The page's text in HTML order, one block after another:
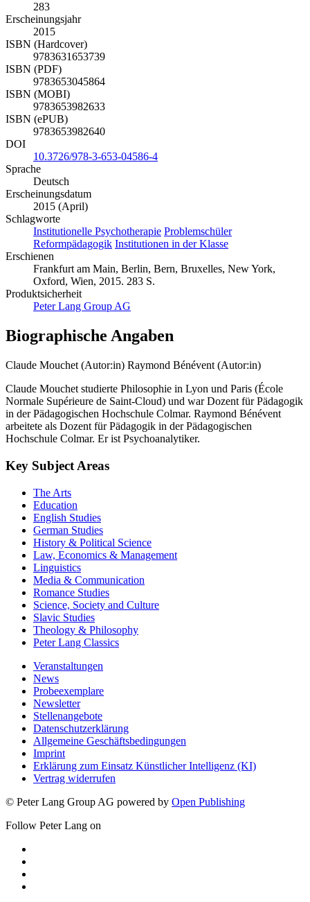
283
Erscheinungsjahr
2015
ISBN (Hardcover)
9783631653739
ISBN (PDF)
9783653045864
ISBN (MOBI)
9783653982633
ISBN (ePUB)
9783653982640
DOI
10.3726/978-3-653-04586-4
Sprache
Deutsch
Erscheinungsdatum
2015 (April)
Schlagworte
Institutionelle Psychotherapie Problemschüler
Reformpädagogik Institutionen in der Klasse
Erschienen
Frankfurt am Main, Berlin, Bern, Bruxelles, New York,
Oxford, Wien, 2015. 283 S.
Produktsicherheit
Peter Lang Group AG
Biographische Angaben
Claude Mouchet (Autor:in) Raymond Bénévent (Autor:in)
Claude Mouchet studierte Philosophie in Lyon und Paris (École
Normale Supérieure de Saint-Cloud) und war Dozent für Pädagogik
in der Pädagogischen Hochschule Colmar. Raymond Bénévent
arbeitete als Dozent für Pädagogik in der Pädagogischen
Hochschule Colmar. Er ist Psychoanalytiker.
Key Subject Areas
The Arts
Education
English Studies
German Studies
History & Political Science
Law, Economics & Management
Linguistics
Media & Communication
Romance Studies
Science, Society and Culture
Slavic Studies
Theology & Philosophy
Peter Lang Classics
Veranstaltungen
News
Probeexemplare
Newsletter
Stellenangebote
Datenschutzerklärung
Allgemeine Geschäftsbedingungen
Imprint
Erklärung zum Einsatz Künstlicher Intelligenz (KI)
Vertrag widerrufen
© Peter Lang Group AG powered by Open Publishing
Follow Peter Lang on